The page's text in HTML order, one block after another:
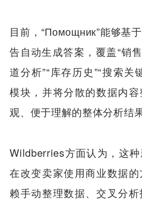
目前，“Помощник”能够基
告自动生成答案，覆盖“销
道分析”“库存历史”“搜索关
模块，并将分散的数据内
观、便于理解的整体分析结果
Wildberries方面认为，这
在改变卖家使用商业数据
赖手动整理数据、交叉分